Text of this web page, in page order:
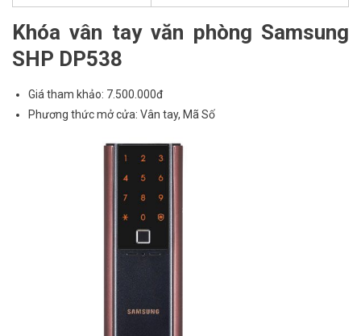
Khóa vân tay văn phòng Samsung
SHP DP538
Giá tham khảo: 7.500.000đ
Phương thức mở cửa: Vân tay, Mã Số